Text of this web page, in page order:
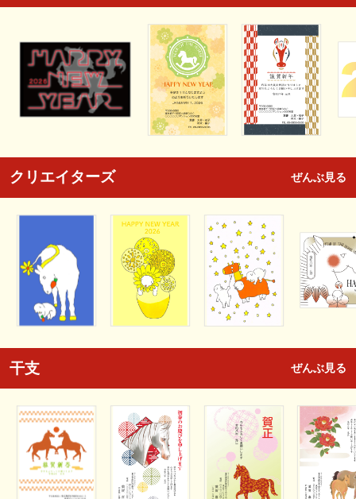
クリエイターズ ぜんぶ見る
干支 ぜんぶ見る